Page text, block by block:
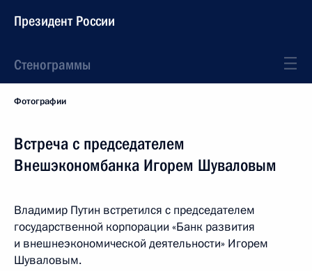
Президент России
Стенограммы
Фотографии
Встреча с председателем
Внешэкономбанка Игорем Шуваловым
Владимир Путин встретился с председателем
государственной корпорации «Банк развития
и внешнеэкономической деятельности» Игорем
Шуваловым.